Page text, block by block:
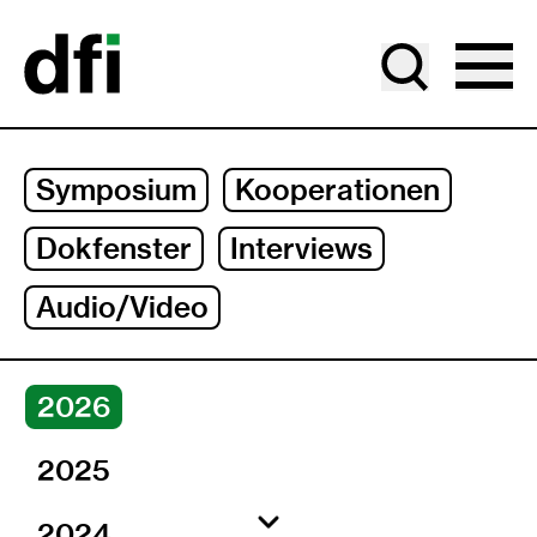
Symposium
Kooperationen
Dokfenster
Interviews
Audio/Video
Jahre
2026
2025